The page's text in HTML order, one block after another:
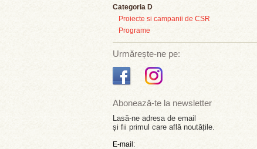
Categoria D
Proiecte si campanii de CSR
Programe
Urmărește-ne pe:
Abonează-te la newsletter
Lasă-ne adresa de email
și fii primul care află noutățile.
E-mail: